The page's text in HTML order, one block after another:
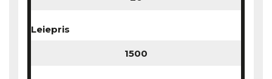
Leiepris